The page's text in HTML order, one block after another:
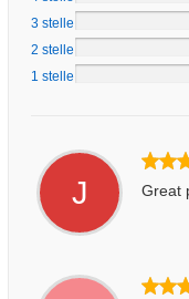
3 stelle
2 stelle
1 stelle
J Great